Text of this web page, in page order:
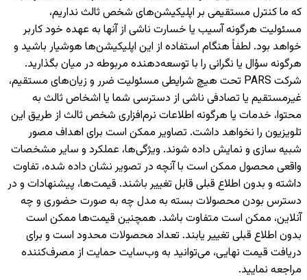
که ما کنترل مستقیمی بر اپلیکیشن‌های شخص ثالث نداریم،
مسئولیت هرگونه آسیب یا خسارت ناشی از آنها به عهده خود کاربر
خواهد بود. لطفاً هنگام استفاده از این اپلیکیشن‌ها هوشیار باشید و
هرگونه سؤال یا نگرانی را با توسعه‌دهنده مربوطه در میان بگذارید.
شرکت PARS تحت هیچ شرایطی مسئولیت ضرر و زیان‌های مستقیم،
غیرمستقیم یا تصادفی ناشی از دسترسی شما یا اشخاص ثالث به
محتوا، خدمات یا هرگونه اطلاعات نرم‌افزاری شخص ثالث از طریق این
تلویزیون را نخواهد داشت. تصاویر ممکن است برای اهداف مصور
شبیه سازی و نمایش داده شوند. ویژگی‌ها، عملکرد و سایر مشخصات
واقعی محصول ممکن است با آنچه در تصویر نشان داده شده، تفاوت
داشته و بدون اطلاع قبلی قابل تغییر باشند. قیمت‌ها، پیشنهادات و در
دسترس بودن محصولات بسته به مدل چه به صورت حضوری و چه
آنلاین، ممکن است متفاوت باشد. همچنین قیمت‌ها ممکن است
بدون اطلاع قبلی تغییر یابند. تعداد محصولات محدود است و برای
دریافت قیمت نهایی، می‌توانید به وب‌سایت حمایت از مصرف‌کننده
مراجعه نمایید.